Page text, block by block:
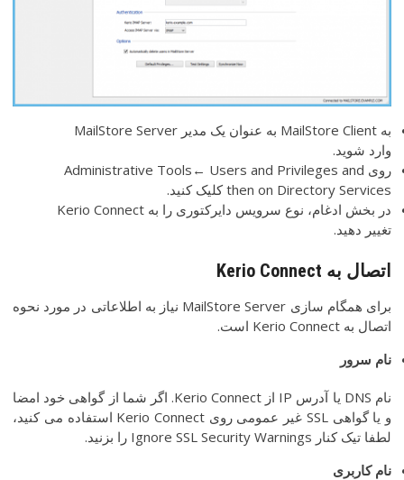
به MailStore Client به عنوان یک مدیر MailStore Server
وارد شوید.
روی Administrative Tools← Users and Privileges and
then on Directory Services کلیک کنید.
در بخش ادغام، نوع سرویس دایرکتوری را به Kerio Connect
تغییر دهید.
اتصال به Kerio Connect
برای همگام سازی MailStore Server نیاز به اطلاعاتی در مورد نحوه
اتصال به Kerio Connect است.
نام سرور
نام DNS یا آدرس IP از Kerio Connect. اگر شما از گواهی خود امضا
و یا گواهی SSL غیر عمومی روی Kerio Connect استفاده می کنید،
لطفا تیک کنار Ignore SSL Security Warnings را بزنید.
نام کاربری